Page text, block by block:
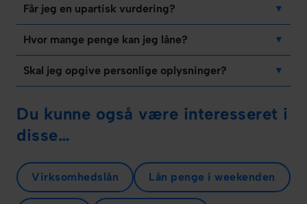
Får jeg en upartisk vurdering?
Hvor mange penge kan jeg låne?
Skal jeg opgive personlige oplysninger?
Du kunne også være interesseret i
disse…
Virksomhedslån Lån penge i weekenden